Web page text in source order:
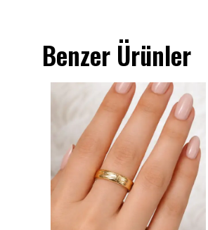
Benzer Ürünler